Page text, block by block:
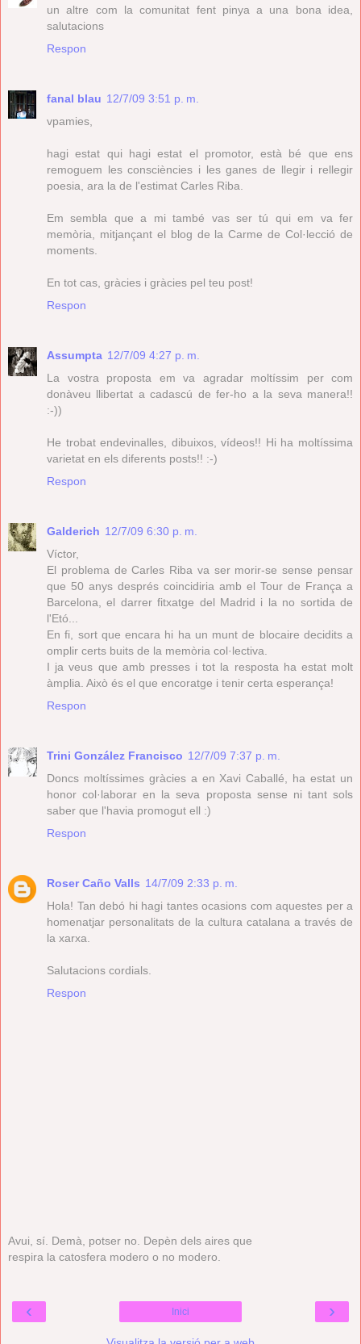
un altre com la comunitat fent pinya a una bona idea,
salutacions
Respon
fanal blau 12/7/09 3:51 p. m.
vpamies,
hagi estat qui hagi estat el promotor, està bé que ens
remoguem les consciències i les ganes de llegir i rellegir
poesia, ara la de l'estimat Carles Riba.
Em sembla que a mi també vas ser tú qui em va fer
memòria, mitjançant el blog de la Carme de Col·lecció de
moments.
En tot cas, gràcies i gràcies pel teu post!
Respon
Assumpta 12/7/09 4:27 p. m.
La vostra proposta em va agradar moltíssim per com
donàveu llibertat a cadascú de fer-ho a la seva manera!!
:-))
He trobat endevinalles, dibuixos, vídeos!! Hi ha moltíssima
varietat en els diferents posts!! :-)
Respon
Galderich 12/7/09 6:30 p. m.
Víctor,
El problema de Carles Riba va ser morir-se sense pensar
que 50 anys després coincidiria amb el Tour de França a
Barcelona, el darrer fitxatge del Madrid i la no sortida de
l'Etó...
En fi, sort que encara hi ha un munt de blocaire decidits a
omplir certs buits de la memòria col·lectiva.
I ja veus que amb presses i tot la resposta ha estat molt
àmplia. Això és el que encoratge i tenir certa esperança!
Respon
Trini González Francisco 12/7/09 7:37 p. m.
Doncs moltíssimes gràcies a en Xavi Caballé, ha estat un
honor col·laborar en la seva proposta sense ni tant sols
saber que l'havia promogut ell :)
Respon
Roser Caño Valls 14/7/09 2:33 p. m.
Hola! Tan debó hi hagi tantes ocasions com aquestes per a
homenatjar personalitats de la cultura catalana a través de
la xarxa.
Salutacions cordials.
Respon
Avui, sí. Demà, potser no. Depèn dels aires que
respira la catosfera modero o no modero.
‹ ›
Inici